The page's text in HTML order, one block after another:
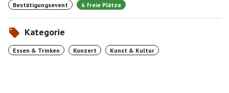
Bestätigungsevent 6 freie Plätze
Kategorie
Essen & Trinken Konzert Kunst & Kultur